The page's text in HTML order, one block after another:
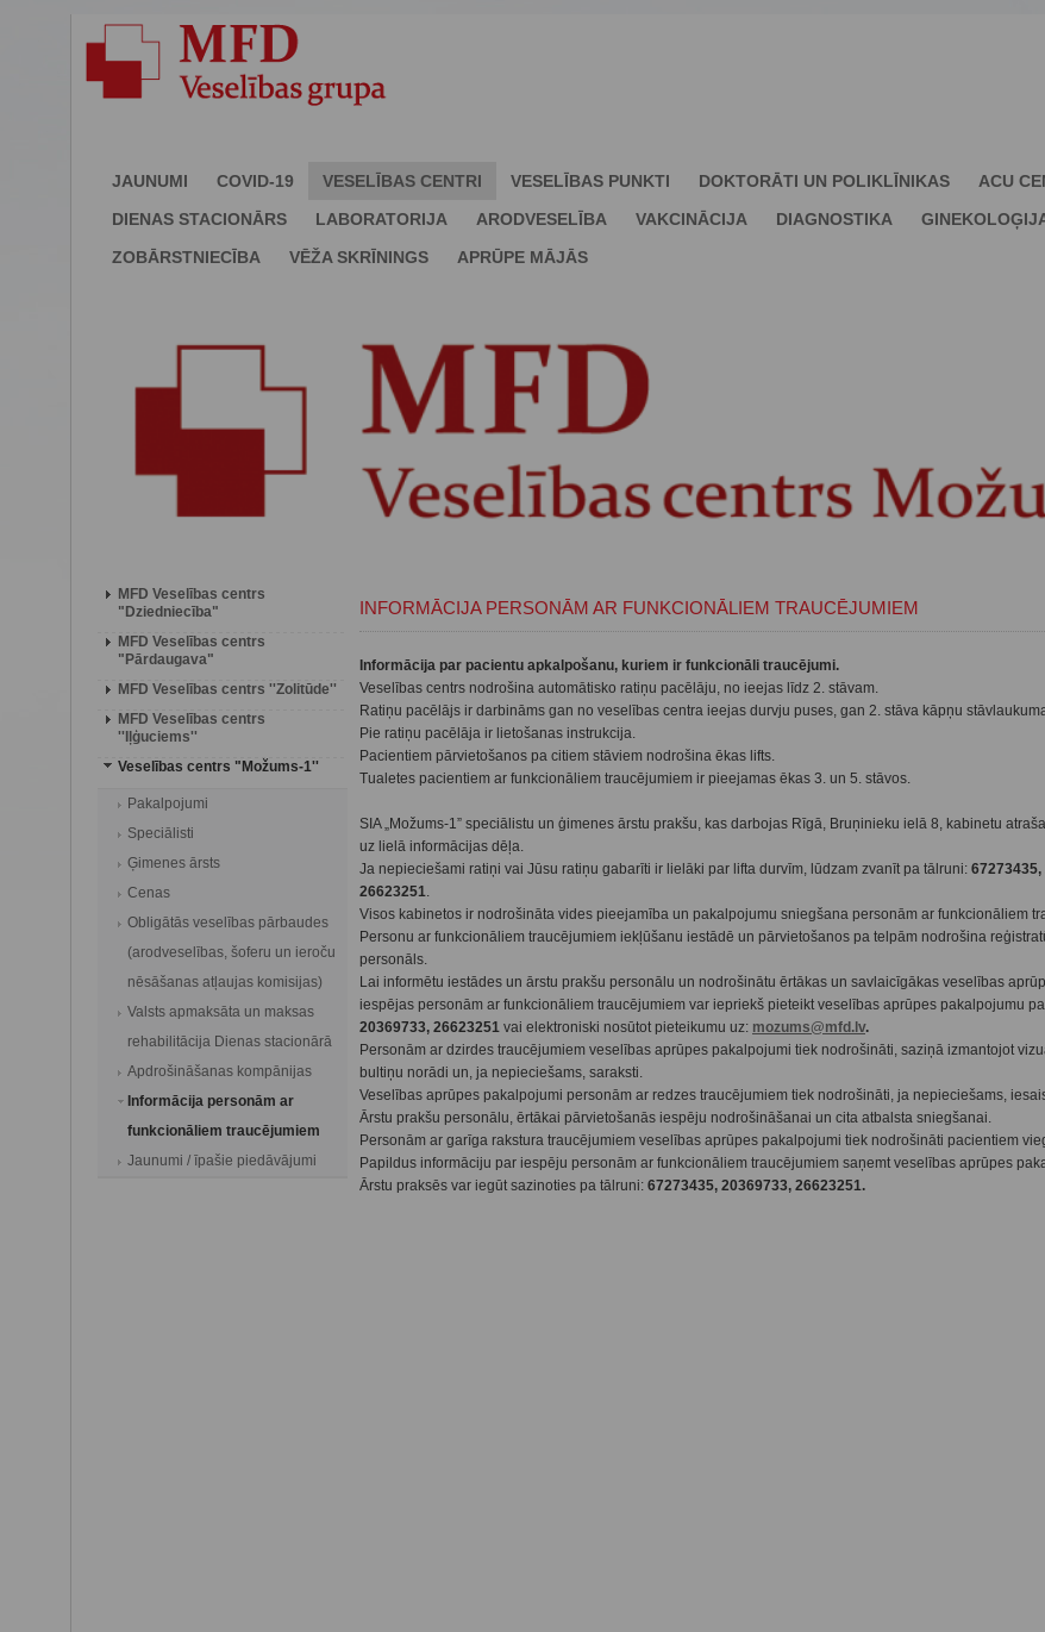
JAUNUMI COVID-19 VESELĪBAS CENTRI VESELĪBAS PUNKTI DOKTORĀTI UN POLIKLĪNIKAS
ACU
DIENAS STACIONĀRS
LABORATORIJA ARODVESELĪBA VAKCINĀCIJA DIAGNOSTIKA
ZOBĀRSTNIECĪBA
VĒŽA SKRĪNINGS APRŪPE MĀJĀS
MFD Veselības centrs
"Dziedniecība"
MFD Veselības centrs
"Pārdaugava"
MFD Veselības centrs ''Zolitūde''
MFD Veselības centrs
''Iļģuciems''
Veselības centrs "Možums-1''
Pakalpojumi
Speciālisti
Ģimenes ārsts
Cenas
Obligātās veselības pārbaudes
(arodveselības, šoferu un ieroču
nēsāšanas atļaujas komisijas)
Valsts apmaksāta un maksas
rehabilitācija Dienas stacionārā
Apdrošināšanas kompānijas
Informācija personām ar
funkcionāliem traucējumiem
Jaunumi / īpašie piedāvājumi
INFORMĀCIJA PERSONĀM AR FUNKCIONĀLIEM TRAUCĒJUMIEM
Informācija par pacientu apkalpošanu, kuriem ir funkcionāli traucējumi.
Veselības centrs nodrošina automātisko ratiņu pacēlāju, no ieejas līdz 2. stāvam.
Ratiņu pacēlājs ir darbināms gan no veselības centra ieejas durvju puses, gan 2. stāva kāpņu
Pie ratiņu pacēlāja ir lietošanas instrukcija.
Pacientiem pārvietošanos pa citiem stāviem nodrošina ēkas lifts.
Tualetes pacientiem ar funkcionāliem traucējumiem ir pieejamas ēkas 3. un 5. stāvos.
SIA „Možums-1” speciālistu un ģimenes ārstu prakšu, kas darbojas Rīgā, Bruņinieku ielā 8, kabinetu
uz lielā informācijas dēļa.
Ja nepieciešami ratiņi vai Jūsu ratiņu gabarīti ir lielāki par lifta durvīm, lūdzam zvanīt pa tālruni:
26623251.
Visos kabinetos ir nodrošināta vides pieejamība un pakalpojumu sniegšana personām ar funkcionāliem
Personu ar funkcionāliem traucējumiem iekļūšanu iestādē un pārvietošanos pa telpām nodrošina
personāls.
Lai informētu iestādes un ārstu prakšu personālu un nodrošinātu ērtākas un savlaicīgākas veselības
iespējas personām ar funkcionāliem traucējumiem var iepriekš pieteikt veselības aprūpes pakalpojumu
20369733, 26623251 vai elektroniski nosūtot pieteikumu uz: mozums@mfd.lv.
Personām ar dzirdes traucējumiem veselības aprūpes pakalpojumi tiek nodrošināti, saziņā izmantojot
bultiņu norādi un, ja nepieciešams, saraksti.
Veselības aprūpes pakalpojumi personām ar redzes traucējumiem tiek nodrošināti, ja nepieciešams,
Ārstu prakšu personālu, ērtākai pārvietošanās iespēju nodrošināšanai un cita atbalsta sniegšanai.
Personām ar garīga rakstura traucējumiem veselības aprūpes pakalpojumi tiek nodrošināti pacientiem
Papildus informāciju par iespēju personām ar funkcionāliem traucējumiem saņemt veselības aprūpes
Ārstu praksēs var iegūt sazinoties pa tālruni: 67273435, 20369733, 26623251.